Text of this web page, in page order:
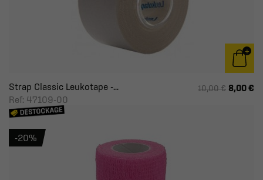
Strap Classic Leukotape -...
Ref: 47109-00
10,00 € 8,00 €
-20%